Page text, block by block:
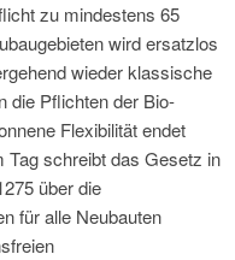
zu mindestens 65
wird ersatzlos
wieder klassische
die Pflichten der Bio-
Flexibilität endet
Tag schreibt das Gesetz in
über die
für alle Neubauten